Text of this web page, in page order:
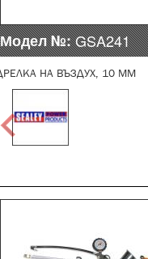
Модел №:GSA241
НА ВЪЗДУХ, 10 ММ